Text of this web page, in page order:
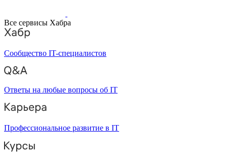
Все сервисы Хабра
Сообщество IT-специалистов
Ответы на любые вопросы об IT
Профессиональное развитие в IT